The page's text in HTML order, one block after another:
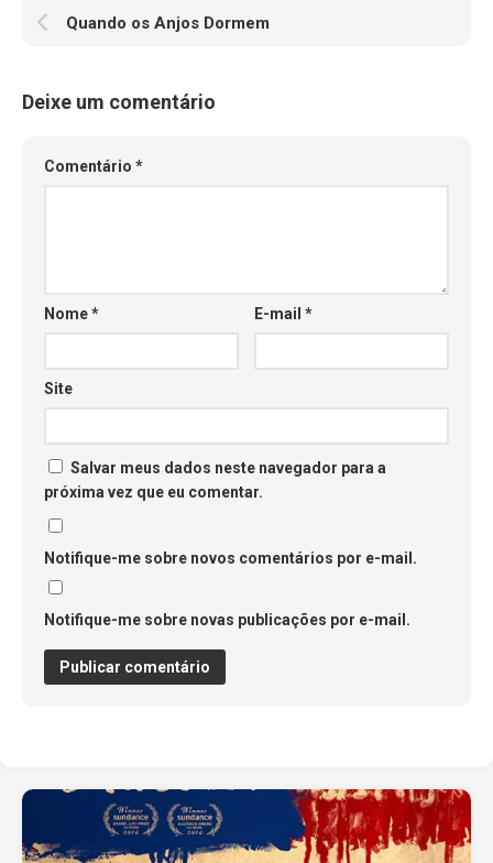
Quando os Anjos Dormem
Deixe um comentário
Comentário *
Nome* E-mail*
Site
Salvar meus dados neste navegador para a
próxima vez que eu comentar.
Notifique-me sobre novos comentários por e-mail.
Notifique-me sobre novas publicações por e-mail.